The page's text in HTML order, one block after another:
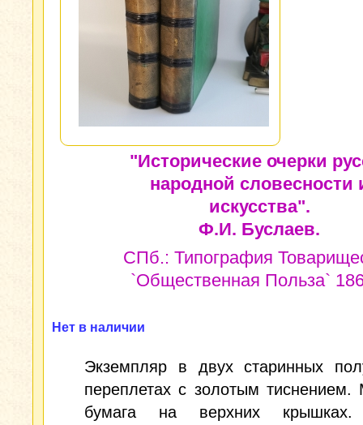
"Исторические очерки
народной словесности
искусства".
Ф.И. Буслаев.
СПб.: Типография
`Общественная Польза`
Нет в наличии
Экземпляр в двух старинных
переплетах с золотым тиснением.
бумага на верхних